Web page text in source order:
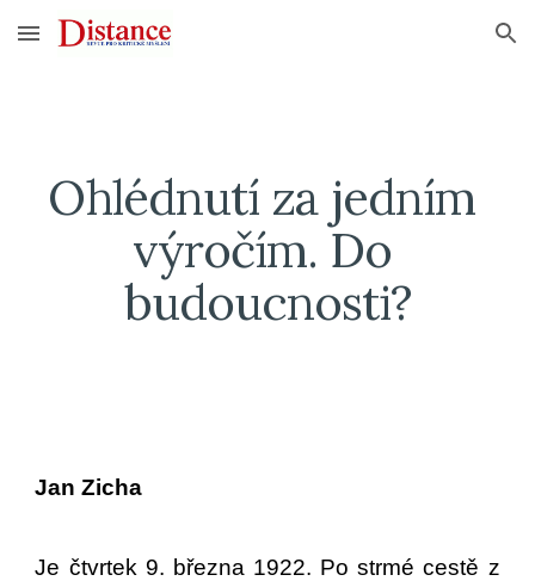
Skip to main content Skip to navigation
Ohlédnutí za jedním
výročím. Do
budoucnosti?
Jan Zicha
Je čtvrtek 9. března 1922. Po strmé cestě z